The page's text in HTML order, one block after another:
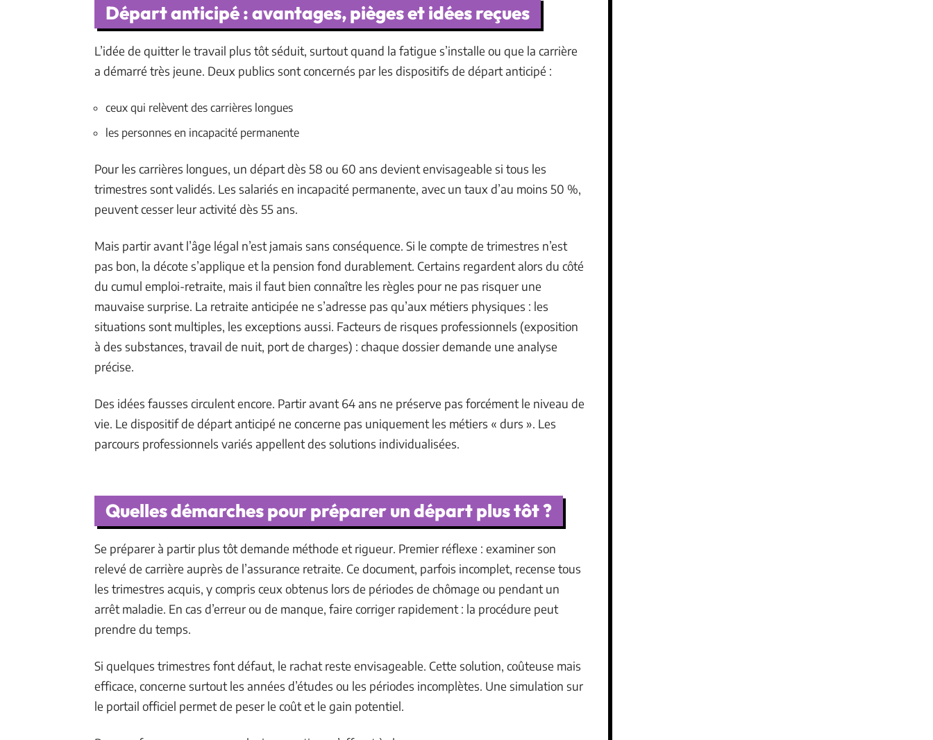
Départ anticipé : avantages, pièges et idées reçues
L’idée de quitter le travail plus tôt séduit, surtout quand la fatigue s’installe ou que la carrière
a démarré très jeune. Deux publics sont concernés par les dispositifs de départ anticipé :
ceux qui relèvent des carrières longues
les personnes en incapacité permanente
Pour les carrières longues, un départ dès 58 ou 60 ans devient envisageable si tous les
trimestres sont validés. Les salariés en incapacité permanente, avec un taux d’au moins 50 %,
peuvent cesser leur activité dès 55 ans.
Mais partir avant l’âge légal n’est jamais sans conséquence. Si le compte de trimestres n’est
pas bon, la décote s’applique et la pension fond durablement. Certains regardent alors du côté
du cumul emploi-retraite, mais il faut bien connaître les règles pour ne pas risquer une
mauvaise surprise. La retraite anticipée ne s’adresse pas qu’aux métiers physiques : les
situations sont multiples, les exceptions aussi. Facteurs de risques professionnels (exposition
à des substances, travail de nuit, port de charges) : chaque dossier demande une analyse
précise.
Des idées fausses circulent encore. Partir avant 64 ans ne préserve pas forcément le niveau de
vie. Le dispositif de départ anticipé ne concerne pas uniquement les métiers « durs ». Les
parcours professionnels variés appellent des solutions individualisées.
Quelles démarches pour préparer un départ plus tôt ?
Se préparer à partir plus tôt demande méthode et rigueur. Premier réflexe : examiner son
relevé de carrière auprès de l’assurance retraite. Ce document, parfois incomplet, recense tous
les trimestres acquis, y compris ceux obtenus lors de périodes de chômage ou pendant un
arrêt maladie. En cas d’erreur ou de manque, faire corriger rapidement : la procédure peut
prendre du temps.
Si quelques trimestres font défaut, le rachat reste envisageable. Cette solution, coûteuse mais
efficace, concerne surtout les années d’études ou les périodes incomplètes. Une simulation sur
le portail officiel permet de peser le coût et le gain potentiel.